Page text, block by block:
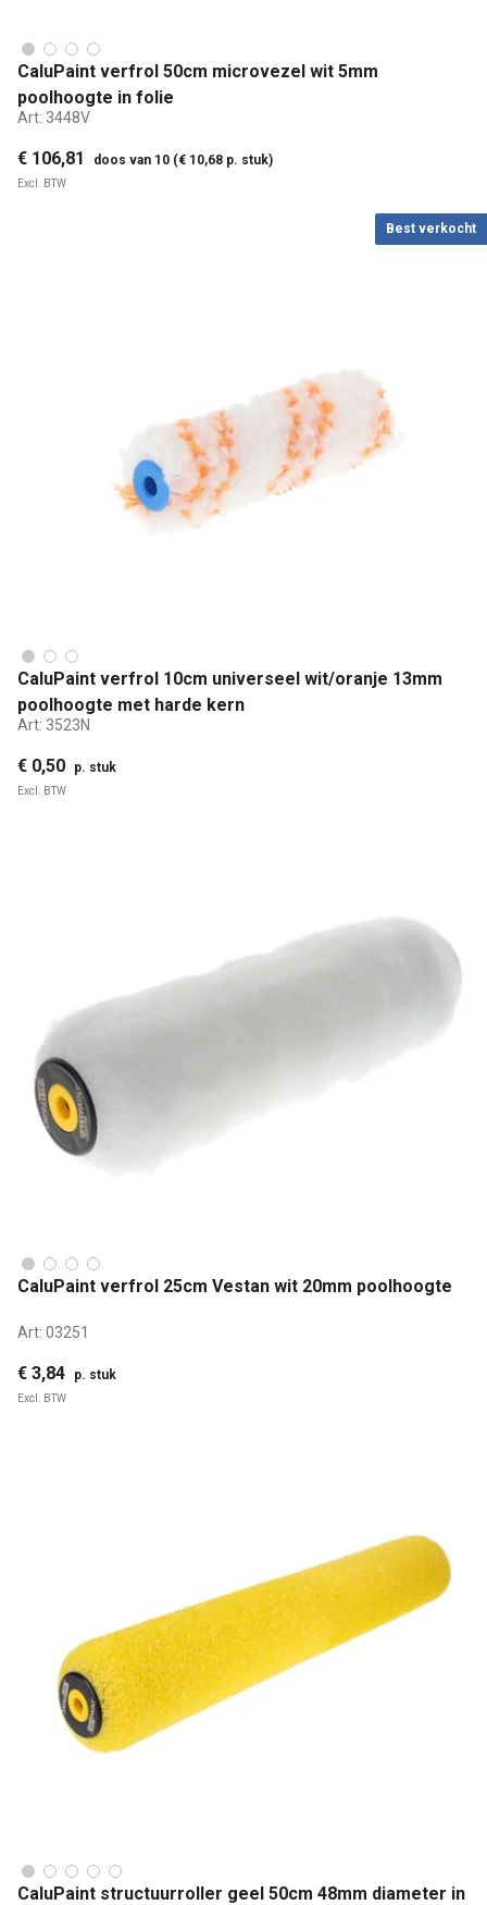
CaluPaint verfrol 50cm microvezel wit 5mm
poolhoogte in folie
Art: 3448V
€ 106,81 doos van 10 (€ 10,68 p. stuk)
Excl. BTW
Best verkocht
CaluPaint verfrol 10cm universeel wit/oranje 13mm
poolhoogte met harde kern
Art: 3523N
€ 0,50 p. stuk
Excl. BTW
CaluPaint verfrol 25cm Vestan wit 20mm poolhoogte
Art: 03251
€ 3,84 p. stuk
Excl. BTW
CaluPaint structuurroller geel 50cm 48mm diameter in